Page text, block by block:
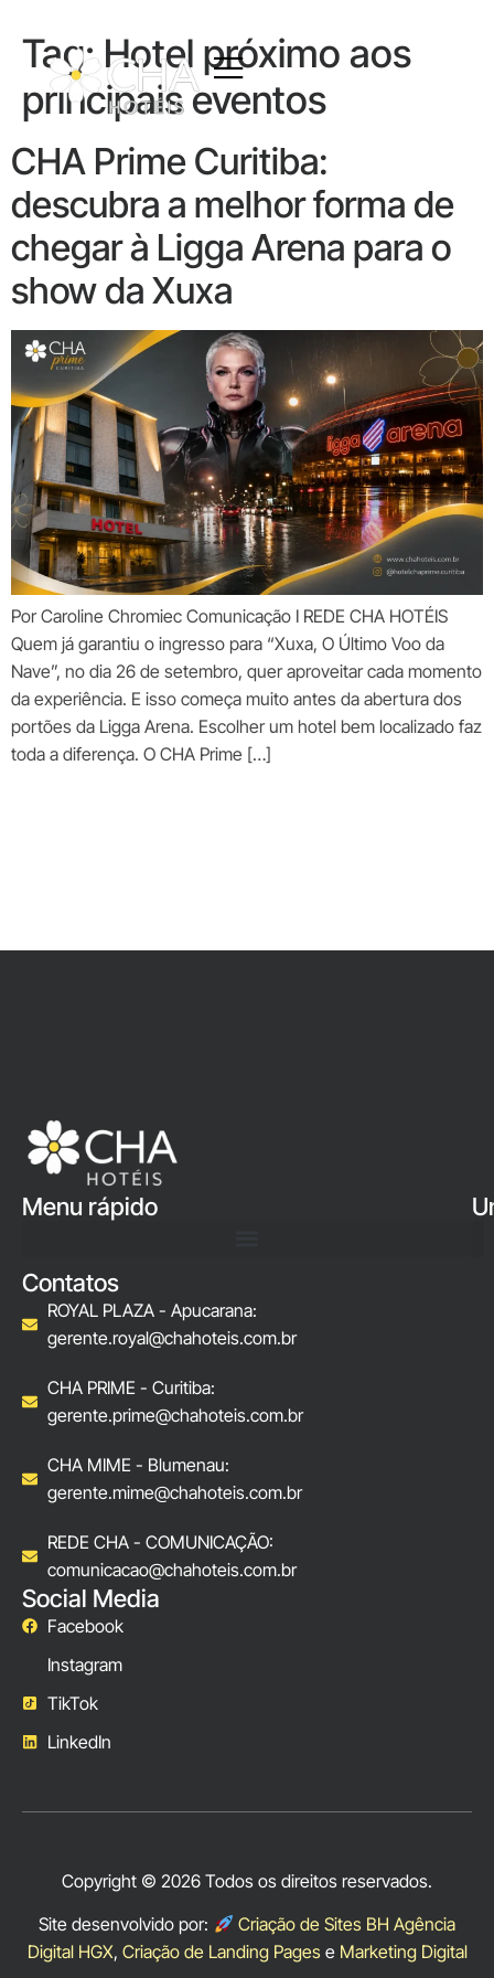
Tag:Hotel próximo aos
principais eventos
CHA Prime Curitiba:
descubra a melhor forma de
chegar à Ligga Arena para o
show da Xuxa
Por Caroline Chromiec Comunicação I REDE CHA HOTÉIS
Quem já garantiu o ingresso para “Xuxa, O Último Voo da
Nave”, no dia 26 de setembro, quer aproveitar cada momento
da experiência. E isso começa muito antes da abertura dos
portões da Ligga Arena. Escolher um hotel bem localizado faz
toda a diferença. O CHA Prime […]
Menu rápido
Contatos
ROYAL PLAZA - Apucarana:
gerente.royal@chahoteis.com.br
CHA PRIME - Curitiba:
gerente.prime@chahoteis.com.br
CHA MIME - Blumenau:
gerente.mime@chahoteis.com.br
REDE CHA - COMUNICAÇÃO:
comunicacao@chahoteis.com.br
Social Media
Facebook
Instagram
TikTok
LinkedIn
Copyright © 2026 Todos os direitos reservados.
Site desenvolvido por:
Criação de Sites BH Agência
Digital HGX, Criação de Landing Pagese Marketing Digital